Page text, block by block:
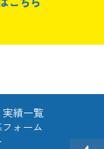
実績一覧
ォーム